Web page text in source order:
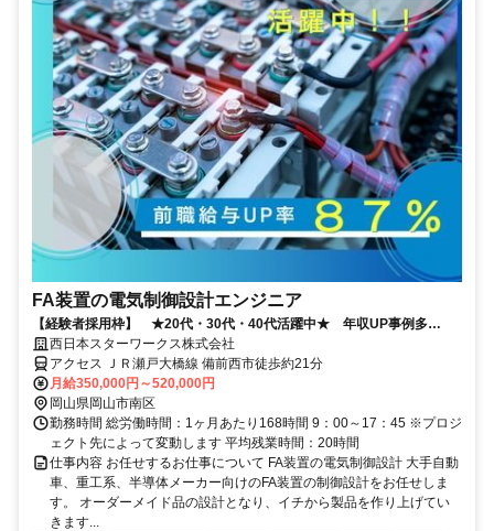
FA装置の電気制御設計エンジニア
【経験者採用枠】 ★20代・30代・40代活躍中★ 年収UP事例多
数！！
西日本スターワークス株式会社
アクセス ＪＲ瀬戸大橋線 備前西市徒歩約21分
月給350,000円～520,000円
岡山県岡山市南区
勤務時間 総労働時間：1ヶ月あたり168時間 9：00～17：45 ※プロジ
ェクト先によって変動します 平均残業時間：20時間
仕事内容 お任せするお仕事について FA装置の電気制御設計 大手自動
車、重工系、半導体メーカー向けのFA装置の制御設計をお任せしま
す。 オーダーメイド品の設計となり、イチから製品を作り上げてい
きます...